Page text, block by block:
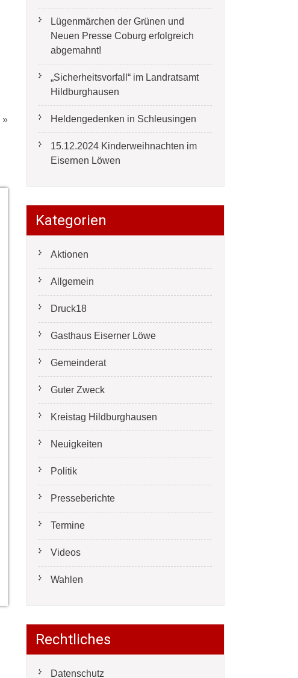
»
Lügenmärchen der Grünen und
Neuen Presse Coburg erfolgreich
abgemahnt!
„Sicherheitsvorfall“ im Landratsamt
Hildburghausen
Heldengedenken in Schleusingen
15.12.2024 Kinderweihnachten im
Eisernen Löwen
Kategorien
Aktionen
Allgemein
Druck18
Gasthaus Eiserner Löwe
Gemeinderat
Guter Zweck
Kreistag Hildburghausen
Neuigkeiten
Politik
Presseberichte
Termine
Videos
Wahlen
Rechtliches
Datenschutz